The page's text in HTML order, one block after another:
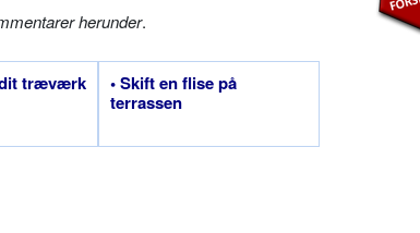
herunder.
dit træværk
• Skift en flise på
terrassen